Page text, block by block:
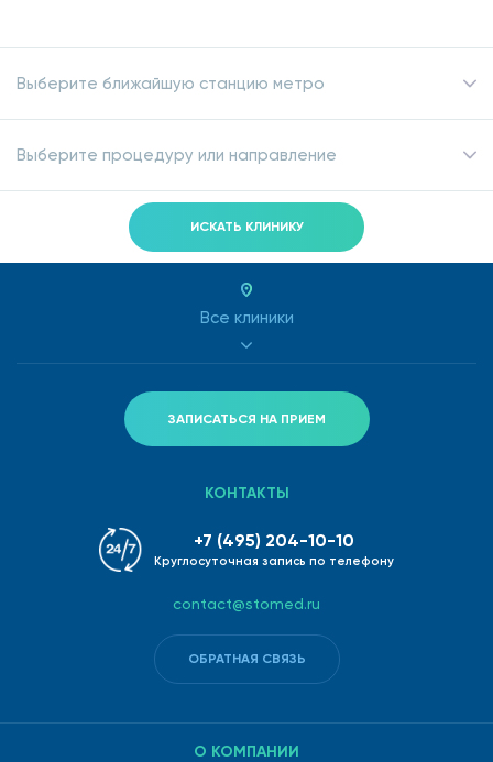
Выберите ближайшую станцию метро
Выберите процедуру или направление
ИСКАТЬ КЛИНИКУ
Все клиники
ЗАПИСАТЬСЯ НА ПРИЕМ
О КОМПАНИИ
КОНТАКТЫ
+7 (495) 204-10-10
Круглосуточная запись по телефону
contact@stomed.ru
ОБРАТНАЯ СВЯЗЬ